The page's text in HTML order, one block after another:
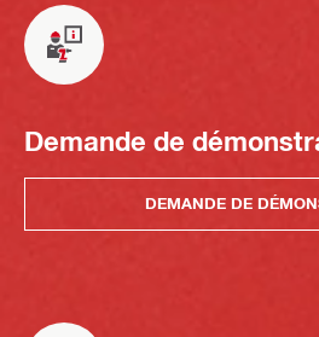
Demande de
DEMANDE DE